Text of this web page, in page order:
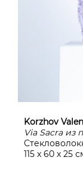
Korzhov
Via Sacra из
115 х 60 х 25